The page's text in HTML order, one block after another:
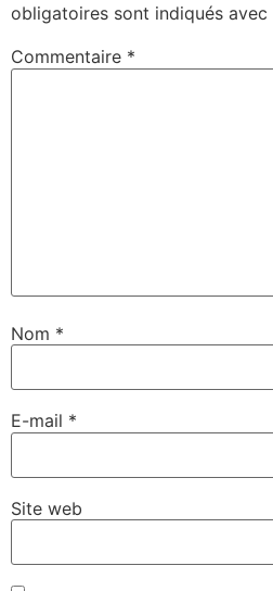
obligatoires sont indiqués avec
Commentaire *
Nom *
E-mail *
Site web